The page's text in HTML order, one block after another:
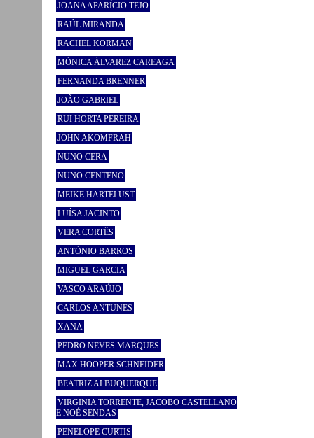
JOANA APARÍCIO TEJO
RAÚL MIRANDA
RACHEL KORMAN
MÓNICA ÁLVAREZ CAREAGA
FERNANDA BRENNER
JOÃO GABRIEL
RUI HORTA PEREIRA
JOHN AKOMFRAH
NUNO CERA
NUNO CENTENO
MEIKE HARTELUST
LUÍSA JACINTO
VERA CORTÊS
ANTÓNIO BARROS
MIGUEL GARCIA
VASCO ARAÚJO
CARLOS ANTUNES
XANA
PEDRO NEVES MARQUES
MAX HOOPER SCHNEIDER
BEATRIZ ALBUQUERQUE
VIRGINIA TORRENTE, JACOBO CASTELLANO
E NOÉ SENDAS
PENELOPE CURTIS